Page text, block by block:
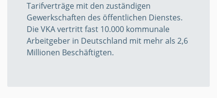
Tarifverträge mit den zuständigen
Gewerkschaften des öffentlichen Dienstes.
Die VKA vertritt fast 10.000 kommunale
Arbeitgeber in Deutschland mit mehr als 2,6
Millionen Beschäftigten.